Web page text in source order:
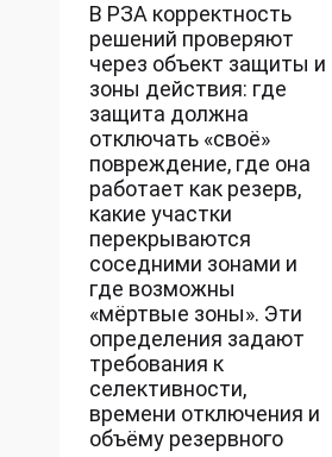
В РЗА корректность
решений проверяют
через объект защиты и
зоны действия: где
защита должна
отключать «своё»
повреждение, где она
работает как резерв,
какие участки
перекрываются
соседними зонами и
где возможны
«мёртвые зоны». Эти
определения задают
требования к
селективности,
времени отключения и
объёму резервного